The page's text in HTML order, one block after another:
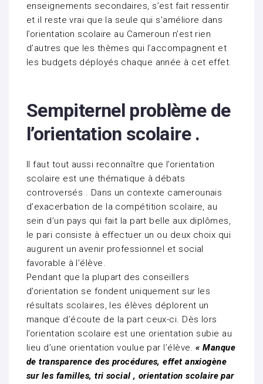
enseignements secondaires, s’est fait ressentir
et il reste vrai que la seule qui s’améliore dans
l’orientation scolaire au Cameroun n’est rien
d’autres que les thèmes qui l’accompagnent et
les budgets déployés chaque année à cet effet.
Sempiternel problème de
l’orientation scolaire .
Il faut tout aussi reconnaître que l’orientation
scolaire est une thématique à débats
controversés . Dans un contexte camerounais
d’exacerbation de la compétition scolaire, au
sein d’un pays qui fait la part belle aux diplômes,
le pari consiste à effectuer un ou deux choix qui
augurent un avenir professionnel et social
favorable à l’élève.
Pendant que la plupart des conseillers
d’orientation se fondent uniquement sur les
résultats scolaires, les élèves déplorent un
manque d’écoute de la part ceux-ci. Dès lors
l’orientation scolaire est une orientation subie au
lieu d’une orientation voulue par l’élève.« Manque
de transparence des procédures, effet anxiogène
sur les familles, tri social , orientation scolaire par